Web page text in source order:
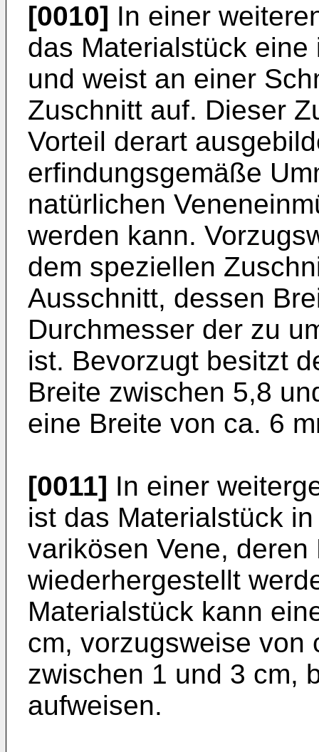
[0010] In einer
das Materialstück
und weist an einer
Zuschnitt auf. Dieser
Vorteil derart
erfindungsgemäße
natürlichen
werden kann.
dem speziellen
Ausschnitt, dessen
Durchmesser der zu
ist. Bevorzugt besitzt
Breite zwischen 5,8
eine Breite von ca. 6
[0011] In einer
ist das Materialstück
varikösen Vene,
wiederhergestellt
Materialstück kann
cm, vorzugsweise von
zwischen 1 und 3 cm,
aufweisen.